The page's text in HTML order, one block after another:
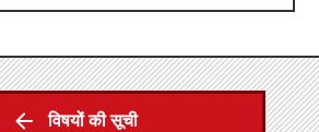
विषयों की सूची